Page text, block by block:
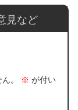
見など
。 ※ が付い